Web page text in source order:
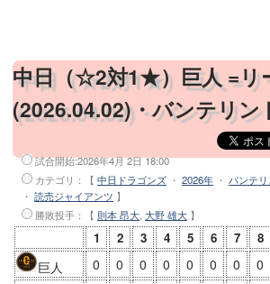
中日（☆2対1★）巨人 =リ
(2026.04.02)・バンテリン
試合開始:2026年4月 2日 18:00
カテゴリ：【 中日ドラゴンズ ・ 2026年 ・ バンテ
・ 読売ジャイアンツ 】
勝敗投手 ：【 則本 昂大, 大野 雄大 】
1 2 3 4 5 6 7 8
巨人 0 0 0 0 0 0 0 0